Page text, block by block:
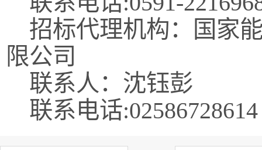
招标代理机构：国家
限公司
联系人：沈钰彭
联系电话:02586728614